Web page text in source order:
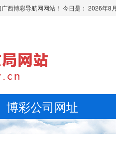
西博彩导航网网站！ 今日是： 2026年
博彩公司网址